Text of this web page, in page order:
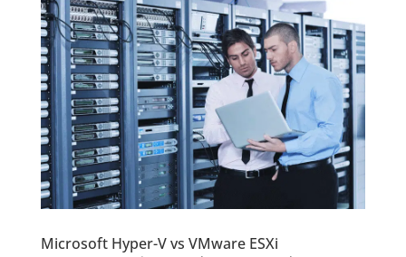
Microsoft Hyper-V vs VMware ESXi